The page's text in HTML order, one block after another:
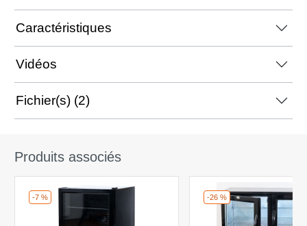
Caractéristiques
Vidéos
Fichier(s) (2)
Produits associés
-7 % -26 %